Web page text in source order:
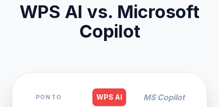
WPS AI vs. Microsoft
Copilot
PONTO WPS AI MS Copilot